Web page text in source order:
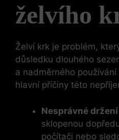
želvího
Želví krk je problém,
důsledku dlouhého
a nadměrného
hlavní příčiny této
Nesprávné
sklopenou
počítači nebo